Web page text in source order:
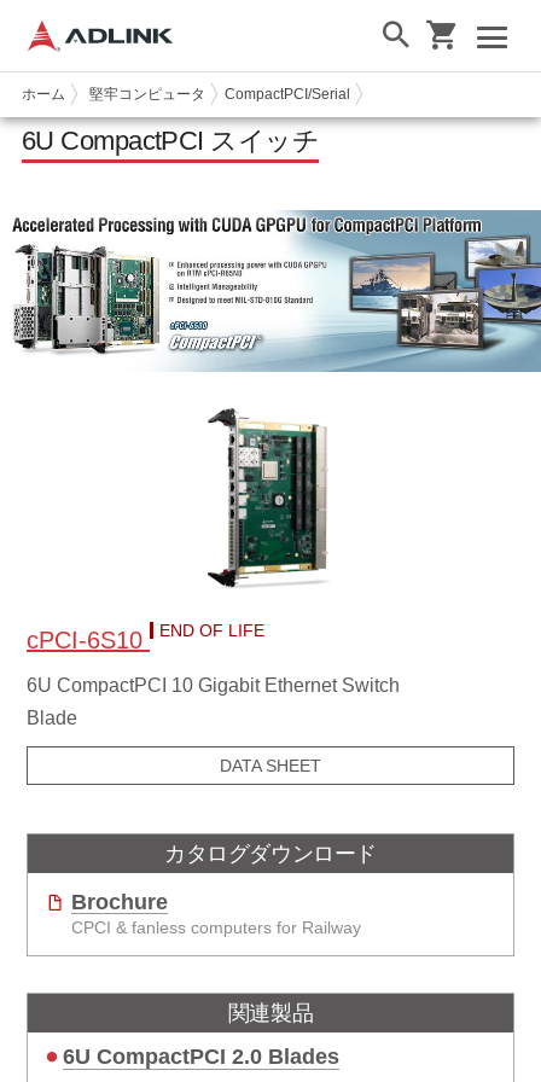
ホーム 堅牢コンピュータ CompactPCI/Serial
6U CompactPCI スイッチ
cPCI-6S10 END OF LIFE
6U CompactPCI 10 Gigabit Ethernet Switch
Blade
DATA SHEET
カタログダウンロード
Brochure
CPCI & fanless computers for Railway
関連製品
6U CompactPCI 2.0 Blades